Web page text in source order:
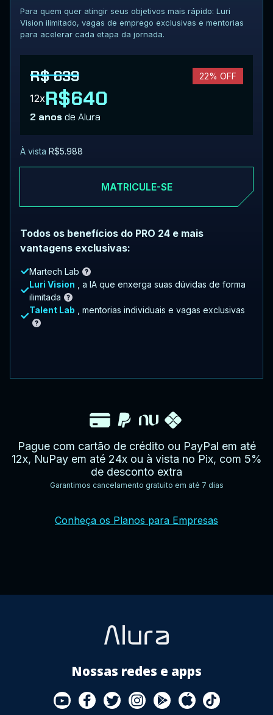
Para quem quer atingir seus objetivos mais rápido: Luri
Vision ilimitado, vagas de emprego exclusivas e mentorias
para acelerar cada etapa da jornada.
R$ 639 22% OFF
12xR$640
2 anosde Alura
À vista R$5.988
MATRICULE-SE
Todos os benefícios do PRO 24 e mais
vantagens exclusivas:
Martech Lab
Luri Vision
, a IA que enxerga suas dúvidas de forma
ilimitada
Talent Lab
, mentorias individuais e vagas exclusivas
Pague com cartão de crédito ou PayPal em até
12x, NuPay em até 24x ou à vista no Pix, com 5%
de desconto extra
Garantimos cancelamento gratuito em até 7 dias
Conheça os Planos para Empresas
Nossas redes e apps
Play